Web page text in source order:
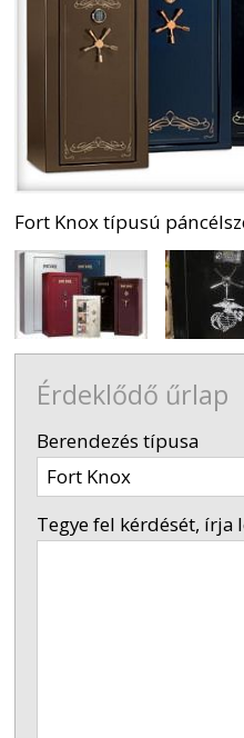
Fort Knox típusú
Érdeklődő űrlap
Berendezés típusa
Tegye fel kérdését,